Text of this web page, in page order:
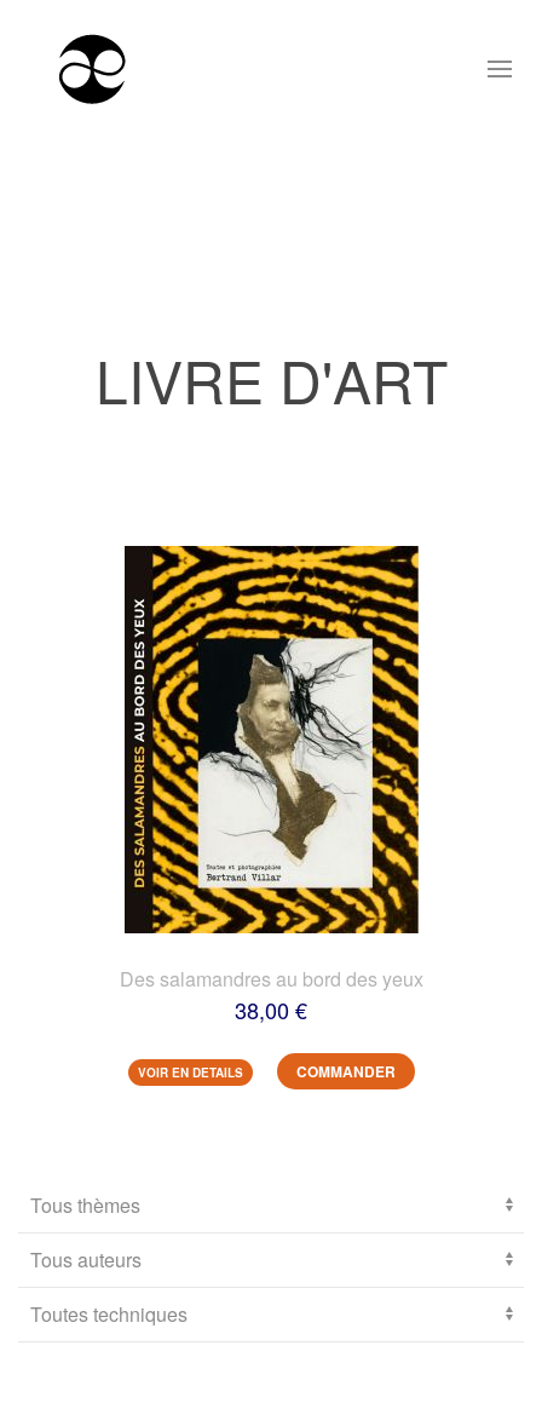
LIVRE D'ART
Des salamandres au bord des yeux
38,00 €
VOIR EN DETAILS COMMANDER